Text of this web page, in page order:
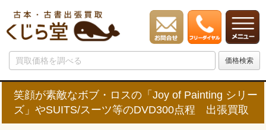
笑顔が素敵なボブ・ロスの「Joy of Painting シリー
ズ」やSUITS/スーツ等のDVD300点程 出張買取